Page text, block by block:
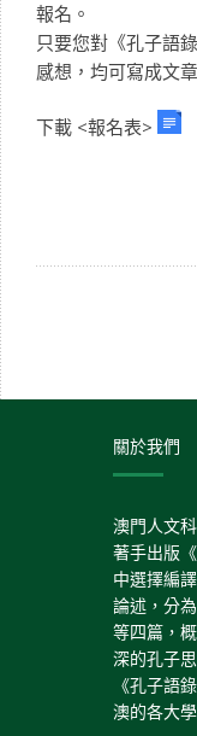
報名。
只要您對《孔子語
感想，均可寫成文
下載 <報名表>
關於我們
澳門人文
著手出版
中選擇編
論述，分
等四篇，
深的孔子
《孔子語
澳的各大